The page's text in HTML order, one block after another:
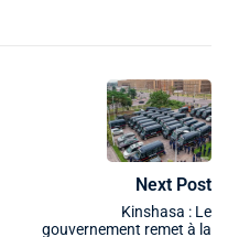
Next Post
Kinshasa : Le
gouvernement remet à la